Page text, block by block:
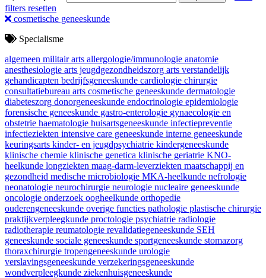
filters resetten
cosmetische geneeskunde
Specialisme
algemeen militair arts allergologie/immunologie anatomie
anesthesiologie arts jeugdgezondheidszorg arts verstandelijk
gehandicapten bedrijfsgeneeskunde cardiologie chirurgie
consultatiebureau arts cosmetische geneeskunde dermatologie
diabeteszorg donorgeneeskunde endocrinologie epidemiologie
forensische geneeskunde gastro-enterologie gynaecologie en
obstetrie haematologie huisartsgeneeskunde infectiepreventie
infectieziekten intensive care geneeskunde interne geneeskunde
keuringsarts kinder- en jeugdpsychiatrie kindergeneeskunde
klinische chemie klinische genetica klinische geriatrie KNO-
heelkunde longziekten maag-darm-leverziekten maatschappij en
gezondheid medische microbiologie MKA-heelkunde nefrologie
neonatologie neurochirurgie neurologie nucleaire geneeskunde
oncologie onderzoek oogheelkunde orthopedie
ouderengeneeskunde overige functies pathologie plastische chirurgie
praktijkverpleegkunde proctologie psychiatrie radiologie
radiotherapie reumatologie revalidatiegeneeskunde SEH
geneeskunde sociale geneeskunde sportgeneeskunde stomazorg
thoraxchirurgie tropengeneeskunde urologie
verslavingsgeneeskunde verzekeringsgeneeskunde
wondverpleegkunde ziekenhuisgeneeskunde